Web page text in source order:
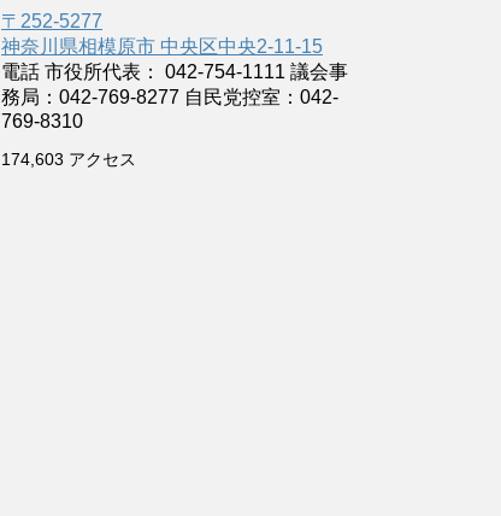
〒252-5277
神奈川県相模原市 中央区中央2-11-15
電話 市役所代表： 042-754-1111 議会事
務局：042-769-8277 自民党控室：042-
769-8310
174,603 アクセス